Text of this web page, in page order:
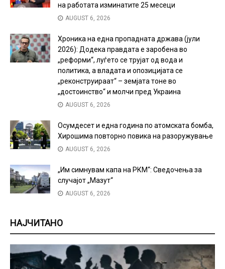
на работата изминатите 25 месеци
AUGUST 6, 2026
Хроника на една пропадната држава (јули
2026): Додека правдата е заробена во
„реформи“, луѓето се трујат од вода и
политика, а владата и опозицијата се
„реконструираат“ – земјата тоне во
„достоинство“ и молчи пред Украина
AUGUST 6, 2026
Осумдесет и една година по атомската бомба,
Хирошима повторно повика на разоружување
AUGUST 6, 2026
„Им симнувам капа на РКМ“: Сведочења за
случајот „Мазут“
AUGUST 6, 2026
НАЈЧИТАНО